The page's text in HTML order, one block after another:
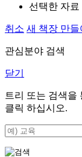
선택한 자료
취소 새 책장 만들
관심분야 검색
닫기
트리 또는 검색을
클릭 하십시오.